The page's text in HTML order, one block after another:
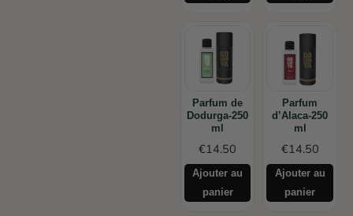
Parfum de
Dodurga-250
ml
€14.50
Ajouter au
panier
Parfum
d’Alaca-250
ml
€14.50
Ajouter au
panier